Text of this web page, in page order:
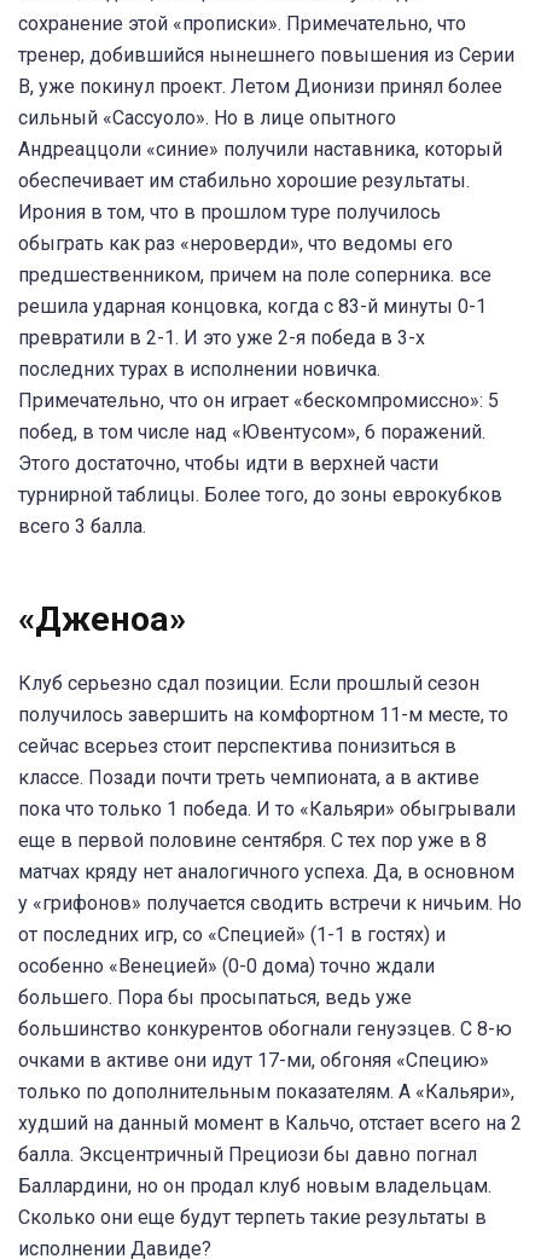
сохранение этой «прописки». Примечательно, что
тренер, добившийся нынешнего повышения из Серии
В, уже покинул проект. Летом Дионизи принял более
сильный «Сассуоло». Но в лице опытного
Андреаццоли «синие» получили наставника, который
обеспечивает им стабильно хорошие результаты.
Ирония в том, что в прошлом туре получилось
обыграть как раз «нероверди», что ведомы его
предшественником, причем на поле соперника. все
решила ударная концовка, когда с 83-й минуты 0-1
превратили в 2-1. И это уже 2-я победа в 3-х
последних турах в исполнении новичка.
Примечательно, что он играет «бескомпромиссно»: 5
побед, в том числе над «Ювентусом», 6 поражений.
Этого достаточно, чтобы идти в верхней части
турнирной таблицы. Более того, до зоны еврокубков
всего 3 балла.
«Дженоа»
Клуб серьезно сдал позиции. Если прошлый сезон
получилось завершить на комфортном 11-м месте, то
сейчас всерьез стоит перспектива понизиться в
классе. Позади почти треть чемпионата, а в активе
пока что только 1 победа. И то «Кальяри» обыгрывали
еще в первой половине сентября. С тех пор уже в 8
матчах кряду нет аналогичного успеха. Да, в основном
у «грифонов» получается сводить встречи к ничьим. Но
от последних игр, со «Специей» (1-1 в гостях) и
особенно «Венецией» (0-0 дома) точно ждали
большего. Пора бы просыпаться, ведь уже
большинство конкурентов обогнали генуэзцев. С 8-ю
очками в активе они идут 17-ми, обгоняя «Специю»
только по дополнительным показателям. А «Кальяри»,
худший на данный момент в Кальчо, отстает всего на 2
балла. Эксцентричный Прециози бы давно погнал
Баллардини, но он продал клуб новым владельцам.
Сколько они еще будут терпеть такие результаты в
исполнении Давиде?